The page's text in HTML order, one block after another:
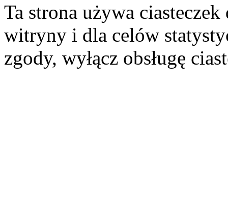
Ta strona używa
witryny i dla celów
zgody, wyłącz obsługę